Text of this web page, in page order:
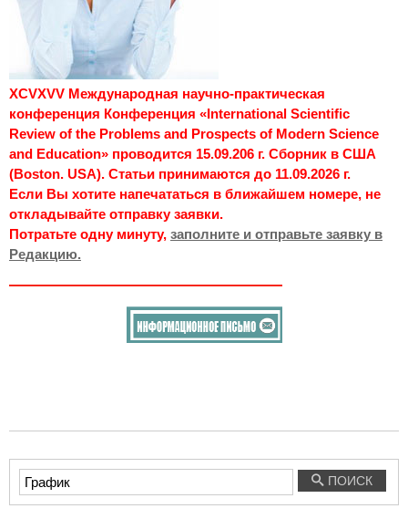
XCVXVV Международная научно-практическая
конференция Конференция «International Scientific
Review of the Problems and Prospects of Modern Science
and Education» проводится 15.09.206 г. Сборник в США
(Boston. USA). Статьи принимаются до 11.09.2026 г.
Если Вы хотите напечататься в ближайшем номере, не
откладывайте отправку заявки.
Потратьте одну минуту, заполните и отправьте заявку в
Редакцию.
Введите
текст
ПОИСК